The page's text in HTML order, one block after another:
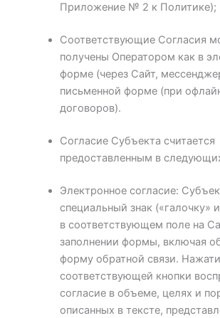
Приложение № 2 к Политике);
Соответствующие Согласия
получены Оператором как в
форме (через Сайт,
письменной форме (при
договоров).
Согласие Субъекта считается
предоставленным в
Электронное согласие:
специальный знак («галочку»
в соответствующем поле на
заполнении формы, включая
форму обратной связи.
соответствующей кнопки
согласие в объеме, целях и
описанных в тексте,